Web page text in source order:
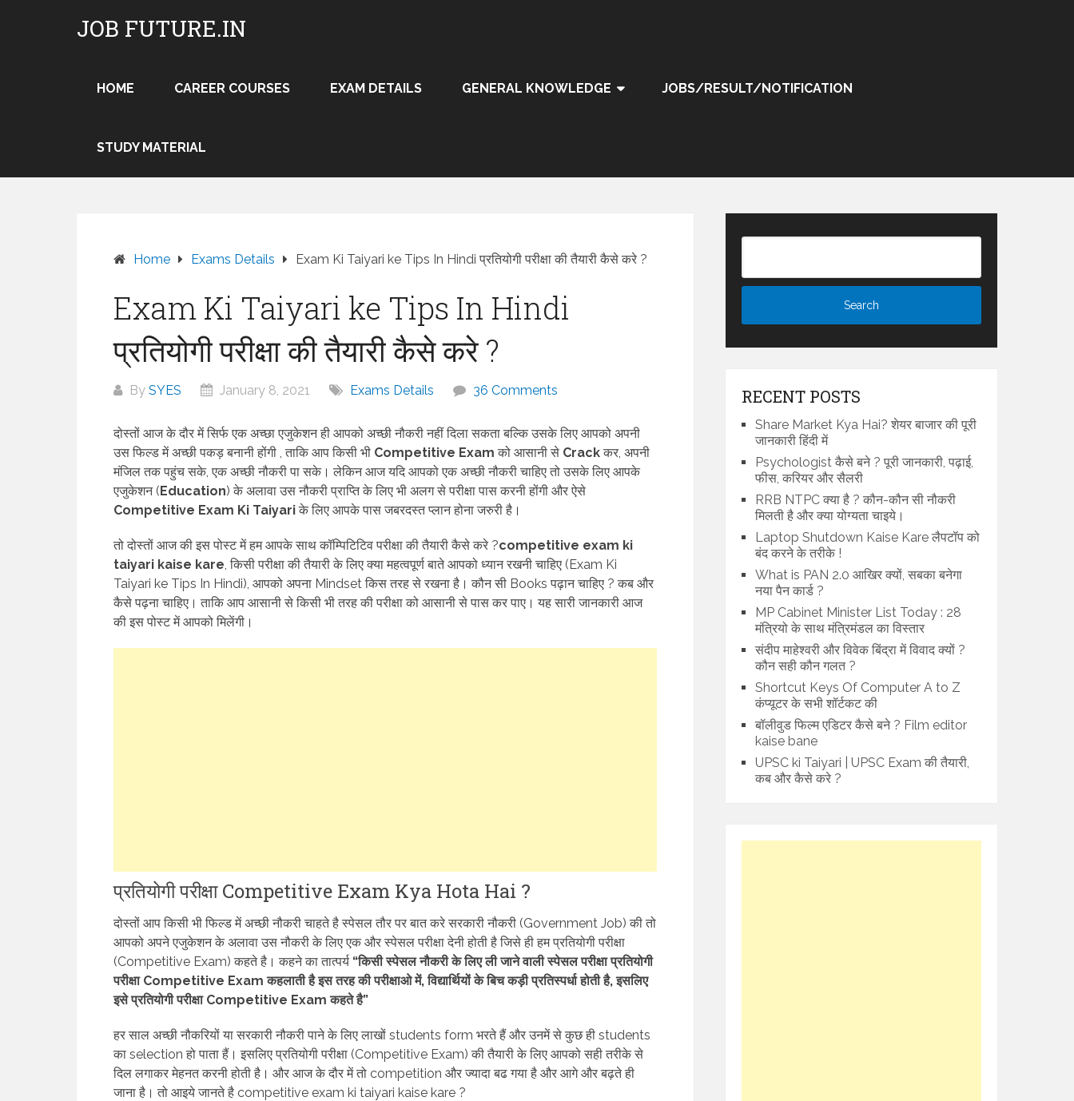
JOB FUTURE.IN
HOME CAREER COURSES EXAM DETAILS GENERAL KNOWLEDGE JOBS/RESULT/NOTIFICATION
STUDY MATERIAL
Home Exams Details Exam Ki Taiyari ke Tips In Hindi प्रतियोगी परीक्षा की तैयारी कैसे करे ?
Exam Ki Taiyari ke Tips In Hindi
प्रतियोगी परीक्षा की तैयारी कैसे करे ?
By SYES January 8, 2021 Exams Details 36 Comments
दोस्तों आज के दौर में सिर्फ एक अच्छा एजुकेशन ही आपको अच्छी नौकरी नहीं दिला सकता बल्कि उसके लिए आपको अपनी
उस फिल्ड में अच्छी पकड़ बनानी होंगी , ताकि आप किसी भी Competitive Exam को आसानी से Crackकर, अपनी
मंजिल तक पहुंच सके, एक अच्छी नौकरी पा सके। लेकिन आज यदि आपको एक अच्छी नौकरी चाहिए तो उसके लिए आपके
एजुकेशन (Education) के अलावा उस नौकरी प्राप्ति के लिए भी अलग से परीक्षा पास करनी होंगी और ऐसे
Competitive Exam Ki Taiyariके लिए आपके पास जबरदस्त प्लान होना जरुरी है।
तो दोस्तों आज की इस पोस्ट में हम आपके साथ कॉम्पिटिटिव परीक्षा की तैयारी कैसे करे ?competitive exam ki
taiyari kaise kare, किसी परीक्षा की तैयारी के लिए क्या महत्वपूर्ण बाते आपको ध्यान रखनी चाहिए (Exam Ki
Taiyari ke Tips In Hindi), आपको अपना Mindset किस तरह से रखना है। कौन सी Books पढ़ान चाहिए ? कब और
कैसे पढ़ना चाहिए। ताकि आप आसानी से किसी भी तरह की परीक्षा को आसानी से पास कर पाए। यह सारी जानकारी आज
की इस पोस्ट में आपको मिलेंगी।
प्रतियोगी परीक्षा Competitive Exam Kya Hota Hai ?
दोस्तों आप किसी भी फिल्ड में अच्छी नौकरी चाहते है स्पेसल तौर पर बात करे सरकारी नौकरी (Government Job) की तो
आपको अपने एजुकेशन के अलावा उस नौकरी के लिए एक और स्पेसल परीक्षा देनी होती है जिसे ही हम प्रतियोगी परीक्षा
(Competitive Exam) कहते है। कहने का तात्पर्य “किसी स्पेसल नौकरी के लिए ली जाने वाली स्पेसल परीक्षा प्रतियोगी
परीक्षा Competitive Exam कहलाती है इस तरह की परीक्षाओ में, विद्यार्थियों के बिच कड़ी प्रतिस्पर्धा होती है, इसलिए
इसे प्रतियोगी परीक्षा Competitive Exam कहते है”
हर साल अच्छी नौकरियों या सरकारी नौकरी पाने के लिए लाखों students form भरते हैं और उनमें से कुछ ही students
का selection हो पाता हैं। इसलिए प्रतियोगी परीक्षा (Competitive Exam) की तैयारी के लिए आपको सही तरीके से
दिल लगाकर मेहनत करनी होती है। और आज के दौर में तो competition और ज्यादा बढ गया है और आगे और बढ़ते ही
जाना है। तो आइये जानते है competitive exam ki taiyari kaise kare ?
RECENT POSTS
Share Market Kya Hai? शेयर बाजार की पूरी
जानकारी हिंदी में
Psychologist कैसे बने ? पूरी जानकारी, पढ़ाई,
फीस, करियर और सैलरी
RRB NTPC क्या है ? कौन-कौन सी नौकरी
मिलती है और क्या योग्यता चाइये।
Laptop Shutdown Kaise Kare लैपटॉप को
बंद करने के तरीके !
What is PAN 2.0 आखिर क्यों, सबका बनेगा
नया पैन कार्ड ?
MP Cabinet Minister List Today : 28
मंत्रियो के साथ मंत्रिमंडल का विस्तार
संदीप माहेश्वरी और विवेक बिंद्रा में विवाद क्यों ?
कौन सही कौन गलत ?
Shortcut Keys Of Computer A to Z
कंप्यूटर के सभी शॉर्टकट की
बॉलीवुड फिल्म एडिटर कैसे बने ? Film editor
kaise bane
UPSC ki Taiyari | UPSC Exam की तैयारी,
कब और कैसे करे ?